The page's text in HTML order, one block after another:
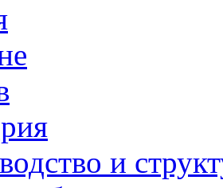
и